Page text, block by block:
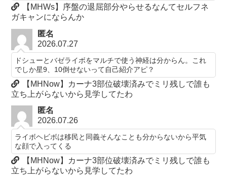
【MHWs】序盤の退屈部分やらせるなんてセルフネ
ガキャンにならんか
匿名
2026.07.27
ドシューとバゼライボをマルチで使う神経は分からん。これ
でしか星9、10倒せないって自己紹介アピ？
【MHNow】カーナ3部位破壊済みでミリ残しで誰も
立ち上がらないから見学してたわ
匿名
2026.07.26
ライボヘビボは移民と同義そんなことも分からないから平気
な顔で入ってくる
【MHNow】カーナ3部位破壊済みでミリ残しで誰も
立ち上がらないから見学してたわ